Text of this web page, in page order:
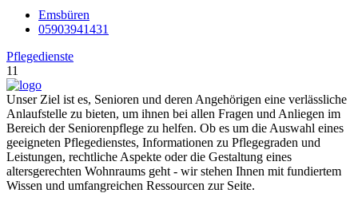
Emsbüren
05903941431
Pflegedienste
11
Unser Ziel ist es, Senioren und deren Angehörigen eine verlässliche
Anlaufstelle zu bieten, um ihnen bei allen Fragen und Anliegen im
Bereich der Seniorenpflege zu helfen. Ob es um die Auswahl eines
geeigneten Pflegedienstes, Informationen zu Pflegegraden und
Leistungen, rechtliche Aspekte oder die Gestaltung eines
altersgerechten Wohnraums geht - wir stehen Ihnen mit fundiertem
Wissen und umfangreichen Ressourcen zur Seite.